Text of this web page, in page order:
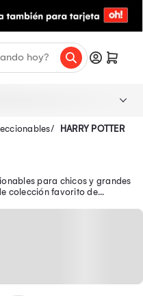
HARRY POTTER
para chicos y grandes
colección favorito de